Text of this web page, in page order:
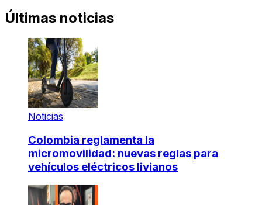
Últimas noticias
Noticias
Colombia reglamenta la
micromovilidad: nuevas reglas para
vehículos eléctricos livianos